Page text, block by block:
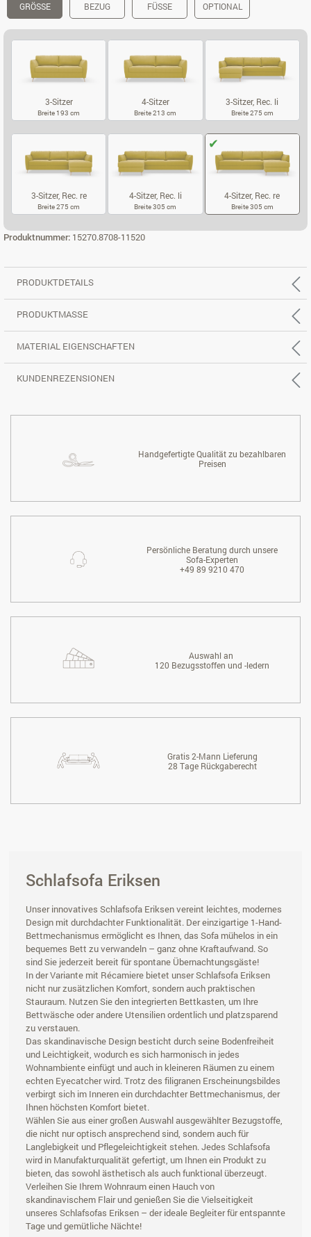
GRÖSSE BEZUG FÜSSE OPTIONAL
3-Sitzer
Breite 193 cm
4-Sitzer
Breite 213 cm
3-Sitzer, Rec. li
Breite 275 cm
3-Sitzer, Rec. re
Breite 275 cm
4-Sitzer, Rec. li
Breite 305 cm
4-Sitzer, Rec. re
Breite 305 cm
Produktnummer: 15270.8708-11520
PRODUKTDETAILS
PRODUKTMASSE
MATERIAL EIGENSCHAFTEN
KUNDENREZENSIONEN
Handgefertigte Qualität zu bezahlbaren
Preisen
Persönliche Beratung durch unsere
Sofa-Experten
+49 89 9210 470
Auswahl an
120 Bezugsstoffen und -ledern
Gratis 2-Mann Lieferung
28 Tage Rückgaberecht
Schlafsofa Eriksen
Unser innovatives Schlafsofa Eriksen vereint leichtes, modernes
Design mit durchdachter Funktionalität. Der einzigartige 1-Hand-
Bettmechanismus ermöglicht es Ihnen, das Sofa mühelos in ein
bequemes Bett zu verwandeln – ganz ohne Kraftaufwand. So
sind Sie jederzeit bereit für spontane Übernachtungsgäste!
In der Variante mit Récamiere bietet unser Schlafsofa Eriksen
nicht nur zusätzlichen Komfort, sondern auch praktischen
Stauraum. Nutzen Sie den integrierten Bettkasten, um Ihre
Bettwäsche oder andere Utensilien ordentlich und platzsparend
zu verstauen.
Das skandinavische Design besticht durch seine Bodenfreiheit
und Leichtigkeit, wodurch es sich harmonisch in jedes
Wohnambiente einfügt und auch in kleineren Räumen zu einem
echten Eyecatcher wird. Trotz des filigranen Erscheinungsbildes
verbirgt sich im Inneren ein durchdachter Bettmechanismus, der
Ihnen höchsten Komfort bietet.
Wählen Sie aus einer großen Auswahl ausgewählter Bezugstoffe,
die nicht nur optisch ansprechend sind, sondern auch für
Langlebigkeit und Pflegeleichtigkeit stehen. Jedes Schlafsofa
wird in Manufakturqualität gefertigt, um Ihnen ein Produkt zu
bieten, das sowohl ästhetisch als auch funktional überzeugt.
Verleihen Sie Ihrem Wohnraum einen Hauch von
skandinavischem Flair und genießen Sie die Vielseitigkeit
unseres Schlafsofas Eriksen – der ideale Begleiter für entspannte
Tage und gemütliche Nächte!